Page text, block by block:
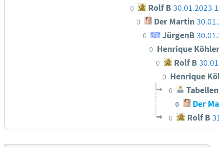
0 Rolf B30.01.2023
0 Der Martin
0 JürgenB
0 Henrique
0 Rolf B
0 Henrique
0
0 Der
0 Rolf B